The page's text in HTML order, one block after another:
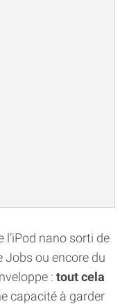
l’iPod nano sorti de
Jobs ou encore du
: tout cela
capacité à garder